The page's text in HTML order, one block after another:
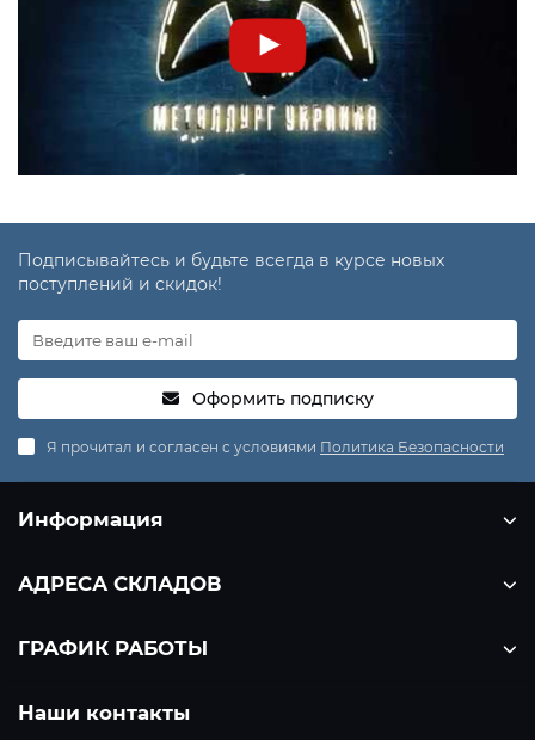
Подписывайтесь и будьте всегда в курсе новых
поступлений и скидок!
Оформить подписку
Я прочитал и согласен с условиями Политика Безопасности
Информация
АДРЕСА СКЛАДОВ
ГРАФИК РАБОТЫ
Наши контакты